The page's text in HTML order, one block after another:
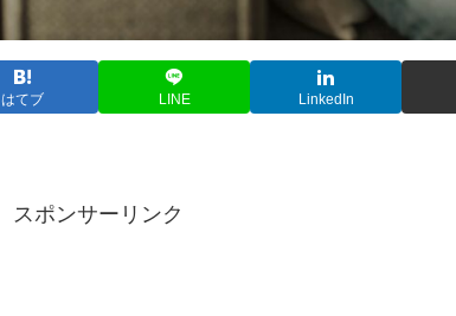
はてブ LINE LinkedIn
スポンサーリンク